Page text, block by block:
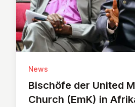
News
Bischöfe der United
Church (EmK) in